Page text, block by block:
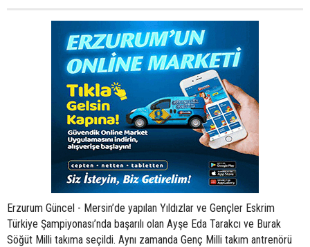
Erzurum Güncel - Mersin’de yapılan Yıldızlar ve Gençler Eskrim
Türkiye Şampiyonası’nda başarılı olan Ayşe Eda Tarakcı ve Burak
Söğüt Milli takıma seçildi. Aynı zamanda Genç Milli takım antrenörü